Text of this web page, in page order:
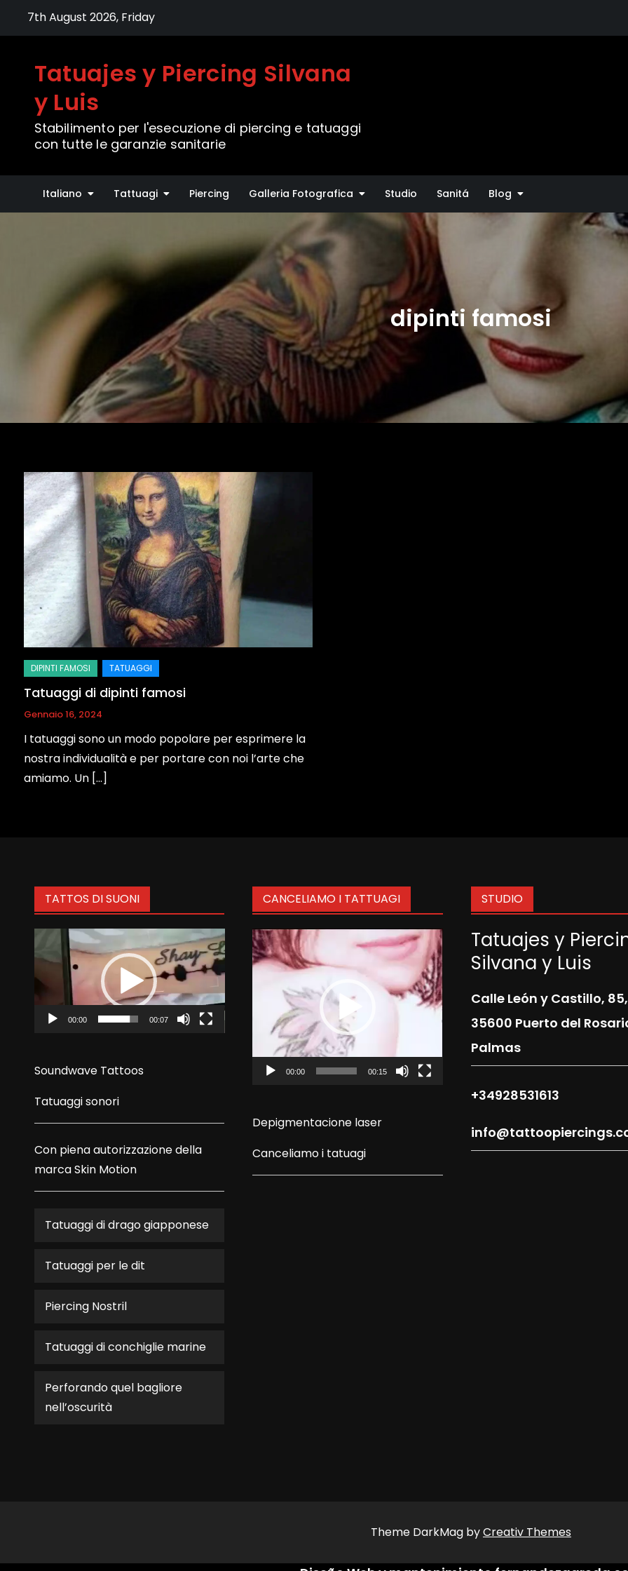
7th August 2026, Friday
Tatuajes y Piercing Silvana
y Luis
Stabilimento per l'esecuzione di piercing e tatuaggi
con tutte le garanzie sanitarie
Italiano Tattuagi Piercing Galleria Fotografica Studio Sanitá Blog
dipinti famosi
Tatuaggi di dipinti famosi
Gennaio 16, 2024
I tatuaggi sono un modo popolare per esprimere la
nostra individualità e per portare con noi l’arte che
amiamo. Un […]
TATTOS DI SUONI
Player
00:00 00:07
Soundwave Tattoos
Tatuaggi sonori
Con piena autorizzazione della
marcaSkin Motion
Tatuaggi di drago giapponese
Tatuaggi per le dit
Piercing Nostril
Tatuaggi di conchiglie marine
Perforando quel bagliore
nell’oscurità
CANCELIAMO I TATTUAGI
Video
Player
00:00 00:15
Depigmentacione laser
Canceliamo i tatuagi
STUDIO
Tatuajes y
Silvana y Luis
Calle León y Castillo, 85,
35600 Puerto del
Palmas
+34928531613
Theme DarkMag byCreativ Themes